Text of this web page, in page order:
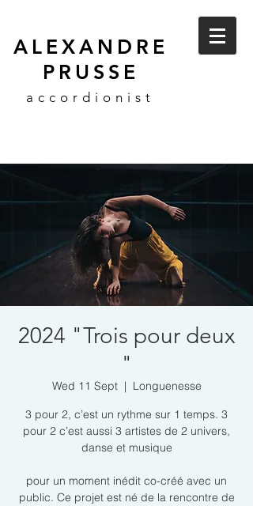
ALEXANDRE
PRUSSE
accordionist
2024 "Trois pour deux
"
Wed 11 Sept
  |
Longuenesse
3 pour 2, c’est un rythme sur 1 temps. 3
pour 2 c’est aussi 3 artistes de 2 univers,
danse et musique
pour un moment inédit co-créé avec un
public. Ce projet est né de la rencontre de